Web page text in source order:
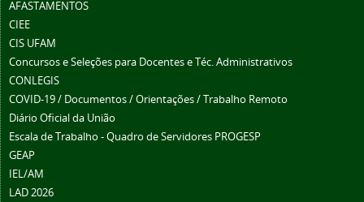
AFASTAMENTOS
CIEE
CIS UFAM
Concursos e Seleções para Docentes e Téc. Administrativos
CONLEGIS
COVID-19 / Documentos / Orientações / Trabalho Remoto
Diário Oficial da União
Escala de Trabalho - Quadro de Servidores PROGESP
GEAP
IEL/AM
LAD 2026